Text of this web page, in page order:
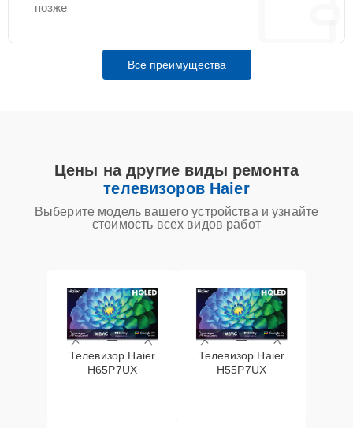
позже
Все преимущества
Цены на другие виды ремонта
телевизоров Haier
Выберите модель вашего устройства и узнайте
стоимость всех видов работ
Телевизор Haier
H65P7UX
Телевизор Haier
H55P7UX